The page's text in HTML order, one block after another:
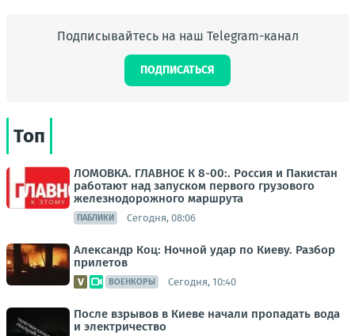
Подписывайтесь на наш Telegram-канал
ПОДПИСАТЬСЯ
Топ
ЛОМОВКА. ГЛАВНОЕ К 8-00:. Россия и Пакистан
работают над запуском первого грузового
железнодорожного маршрута
ПАБЛИКИ Сегодня, 08:06
Александр Коц: Ночной удар по Киеву. Разбор
прилетов
ВОЕНКОРЫ Сегодня, 10:40
После взрывов в Киеве начали пропадать вода
и электричество